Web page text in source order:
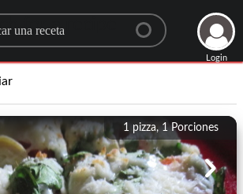
for a recipe
Login
1 pizza, 1Porciones